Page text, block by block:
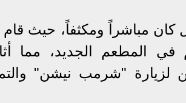
كان مباشراً ومكثفاً، حيث
في المطعم الجديد، مما
لزيارة "شرمب نيشن"